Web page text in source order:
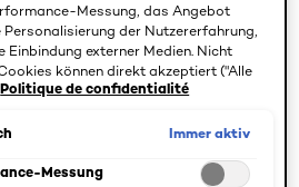
Zellen und Gewebe
Giftstoffe werden nicht
und stagnieren im
gerät aus dem
sich. Das Ergebnis sind
eine bläuliche Farbe. Diese
Messung, das Angebot
der Nutzererfahrung,
Einbindung externer Medien. Nicht
können direkt akzeptiert ("Alle
("Ohne Einwilligung fortfahren")
("Auswahl speichern"). Die
Informationen s. unsere
Politique de confidentialité
Immer aktiv
Messung